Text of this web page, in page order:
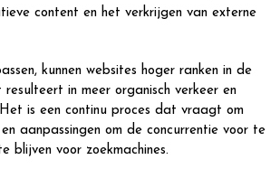
content en het verkrijgen van externe
kunnen websites hoger ranken in de
in meer organisch verkeer en
is een continu proces dat vraagt om
aanpassingen om de concurrentie voor te
blijven voor zoekmachines.